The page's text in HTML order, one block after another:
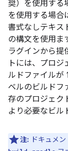
奨）を使用する
を使用する場合
書式なしテキス
の構文を使用ま
ラグインから提
トには、プロ
ルドファイルが
ベルのビルドフ
存のプロジェク
より必要なビル
注: ドキュメ